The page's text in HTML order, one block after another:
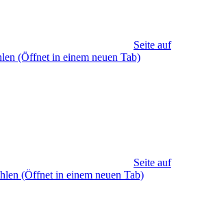
Seite auf
(Öffnet in einem neuen Tab)
Seite auf
(Öffnet in einem neuen Tab)